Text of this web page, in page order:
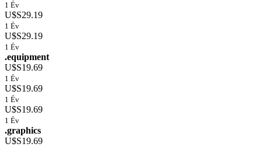
1 Év
U$S29.19
1 Év
U$S29.19
1 Év
.equipment
U$S19.69
1 Év
U$S19.69
1 Év
U$S19.69
1 Év
.graphics
U$S19.69